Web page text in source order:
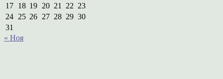
17 18 19 20 21 22 23
24 25 26 27 28 29 30
31
« Ноя